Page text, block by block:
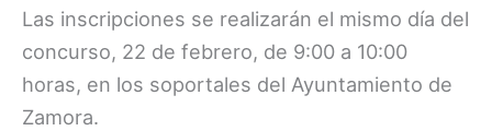
Las inscripciones se realizarán el mismo día del
concurso, 22 de febrero, de 9:00 a 10:00
horas, en los soportales del Ayuntamiento de
Zamora.